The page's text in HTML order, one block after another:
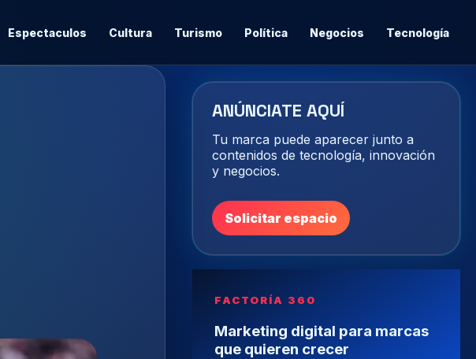
Espectaculos Cultura Turismo Política Negocios Tecnología
ANÚNCIATE AQUÍ
Tu marca puede aparecer junto a
contenidos de tecnología, innovación
y negocios.
Solicitar espacio
FACTORÍA 360
Marketing digital para marcas
que quieren crecer